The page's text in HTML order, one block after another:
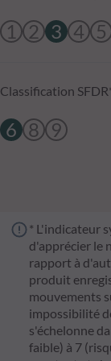
1 2 3 4 5
Classification
6 8 9
* L'indicateur
d'apprécier le
rapport à
produit
mouvements
impossibilité
s'échelonne
faible) à 7